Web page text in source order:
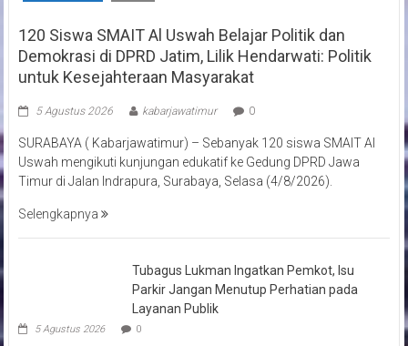
120 Siswa SMAIT Al Uswah Belajar Politik dan
Demokrasi di DPRD Jatim, Lilik Hendarwati: Politik
untuk Kesejahteraan Masyarakat
5 Agustus 2026 kabarjawatimur 0
SURABAYA ( Kabarjawatimur) – Sebanyak 120 siswa SMAIT Al
Uswah mengikuti kunjungan edukatif ke Gedung DPRD Jawa
Timur di Jalan Indrapura, Surabaya, Selasa (4/8/2026).
Selengkapnya
Tubagus Lukman Ingatkan Pemkot, Isu
Parkir Jangan Menutup Perhatian pada
Layanan Publik
5 Agustus 2026 0